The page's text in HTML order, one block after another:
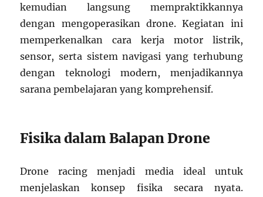
kemudian langsung mempraktikkannya
dengan mengoperasikan drone. Kegiatan ini
memperkenalkan cara kerja motor listrik,
sensor, serta sistem navigasi yang terhubung
dengan teknologi modern, menjadikannya
sarana pembelajaran yang komprehensif.
Fisika dalam Balapan Drone
Drone racing menjadi media ideal untuk
menjelaskan konsep fisika secara nyata.